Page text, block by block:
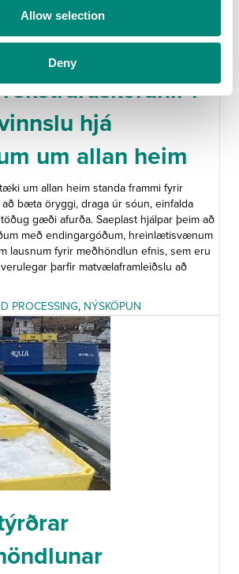
Allow selection
Deny
í
hjá
um allan heim
um allan heim standa frammi fyrir
bæta öryggi, draga úr sóun, einfalda
gæði afurða. Saeplast hjálpar þeim að
með endingargóðum, hreinlætisvænum
lausnum fyrir meðhöndlun efnis, sem eru
þarfir matvælaframleiðslu að
PROCESSING, NÝSKÖPUN